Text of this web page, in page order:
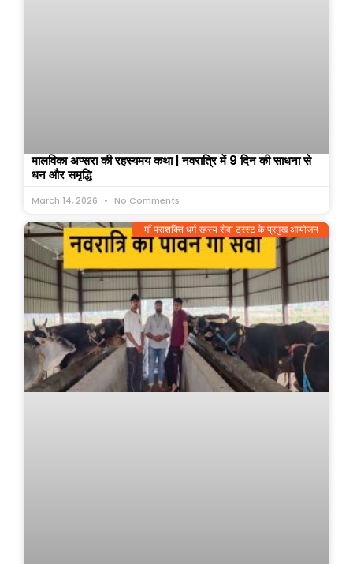
मालविका अप्सरा की रहस्यमय कथा | नवरात्रि में 9 दिन की साधना से
धन और समृद्धि
March 14, 2026 No Comments
माँ पराशक्ति धर्म रहस्य सेवा ट्रस्ट के प्रमुख आयोजन